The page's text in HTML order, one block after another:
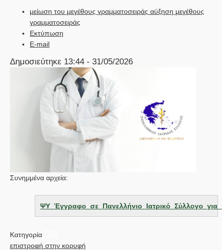
μείωση του μεγέθους γραμματοσειράς αύξηση μεγέθους
γραμματοσειράς
Εκτύπωση
E-mail
Δημοσιεύτηκε 13:44 - 31/05/2026
Συνημμένα αρχεία:
Κατηγορία
επιστροφή στην κορυφή